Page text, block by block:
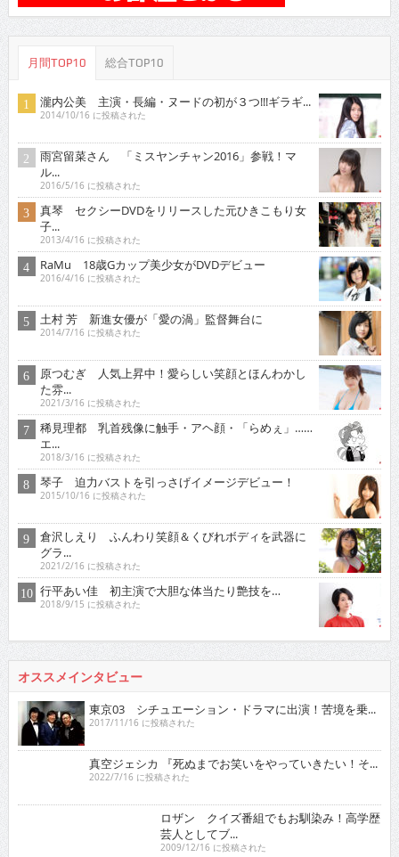
月間TOP10 総合TOP10
瀧内公美 主演・長編・ヌードの初が３つ!!!ギラギ...
2014/10/16 に投稿された
雨宮留菜さん 「ミスヤンチャン2016」参戦！マ
ル...
2016/5/16 に投稿された
真琴 セクシーDVDをリリースした元ひきこもり女
子...
2013/4/16 に投稿された
RaMu 18歳Gカップ美少女がDVDデビュー
2016/4/16 に投稿された
土村 芳 新進女優が「愛の渦」監督舞台に
2014/7/16 に投稿された
原つむぎ 人気上昇中！愛らしい笑顔とほんわかし
た雰...
2021/3/16 に投稿された
稀見理都 乳首残像に触手・アヘ顔・「らめぇ」……
エ...
2018/3/16 に投稿された
琴子 迫力バストを引っさげイメージデビュー！
2015/10/16 に投稿された
倉沢しえり ふんわり笑顔＆くびれボディを武器に
グラ...
2021/2/16 に投稿された
行平あい佳 初主演で大胆な体当たり艶技を…
2018/9/15 に投稿された
オススメインタビュー
東京03 シチュエーション・ドラマに出演！苦境を乗...
2017/11/16 に投稿された
真空ジェシカ 『死ぬまでお笑いをやっていきたい！そ...
2022/7/16 に投稿された
ロザン クイズ番組でもお馴染み！高学歴芸人として
2009/12/16 に投稿された